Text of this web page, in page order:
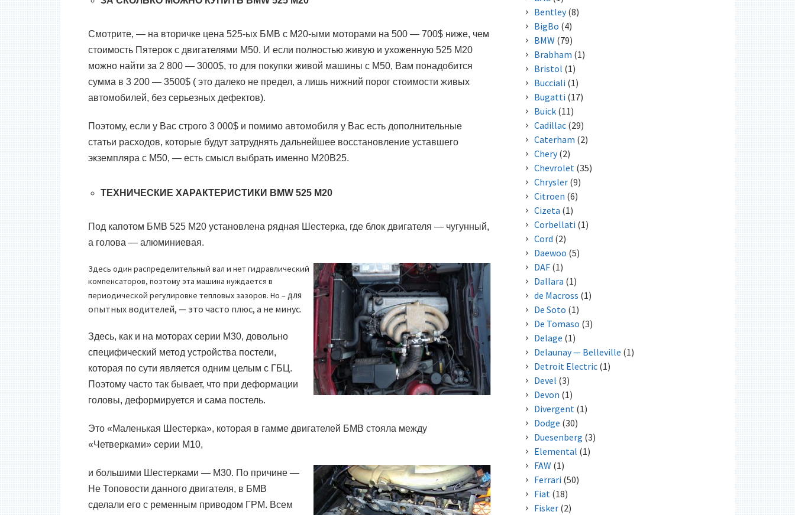
Смотрите,— на вторичке цена 525-ых БМВ с M20-ыми моторами на 500 — 700$ ниже, чем
стоимость Пятерокc двигателями M50. И если полностью живую и ухоженную 525 M20
можно найти за 2 800 — 3000$, то для покупки живой машиныc M50, Вам понадобится
сумма в 3 200 — 3500$ (это далеко не предел, а лишь нижний порог стоимости живых
автомобилей, без серьезных дефектов).
Поэтому, если у Вас строго 3 000$ и помимо автомобиля у Вас есть дополнительные
статьи расходов, которые будут затруднять дальнейшее восстановление уставшего
экземпляра с M50,—есть смысл выбрать именно M20B25.
ТЕХНИЧЕСКИЕ ХАРАКТЕРИСТИКИ BMW 525 M20
Под капотом БМВ 525 М20 установлена рядная Шестерка, где блок двигателя — чугунный,
а голова — алюминиевая.
Здесь один распределительный вал и нет гидравлический
компенсаторов, поэтому эта машина нуждается в
периодической регулировке тепловых зазоров. Но –для
опытных водителей,— это часто плюс, а не минус.
Здесь, как и на моторах серии M30, довольно
специфический метод устройства постели,
которая по сути является одним целым с ГБЦ.
Поэтому часто так бывает, что при деформации
головы, деформируется и сама постель.
Это «Маленькая Шестерка», которая в гамме двигателей БМВ стояла между
«Четверками» серии M10,
и большими Шестерками — M30. По причине —
Не Топовости данного двигателя, в БМВ
сделали его с ременным приводом ГРМ. Всем
Bentley(8)
BigBo (4)
BMW (79)
Brabham (1)
Bristol (1)
Bucciali (1)
Bugatti (17)
Buick(11)
Cadillac(29)
Caterham (2)
Chery(2)
Chevrolet (35)
Chrysler(9)
Citroen (6)
Cizeta (1)
Corbellati (1)
Cord (2)
Daewoo (5)
DAF(1)
Dallara (1)
de Macross (1)
De Soto (1)
De Tomaso (3)
Delage (1)
Delaunay — Belleville (1)
Detroit Electric(1)
Devel (3)
Devon (1)
Divergent (1)
Dodge (30)
Duesenberg (3)
Elemental (1)
FAW (1)
Ferrari (50)
Fiat (18)
Fisker(2)